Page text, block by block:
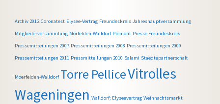
Archiv 2012 Coronatest Elysee-Vertrag Freundeskreis Jahreshauptversammlung
Mitgliederversammlung Mörfelden-Walldorf Piemont Presse Freundeskreis
Pressemitteilungen 2007 Pressemitteilungen 2008 Pressemitteilungen 2009
Pressemitteilungen 2011 Pressmitteilungen 2010 Salami Staedtepartnerschaft
Moerfelden-Walldorf Torre PelliceVitrolles
Wageningen Walldorf; Elyseevertrag Weihnachtsmarkt